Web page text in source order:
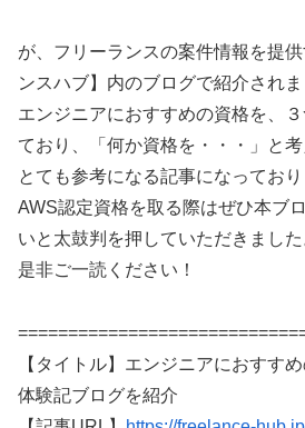
が、フリーランスの案件情報を提
ンスハブ】内のブログで紹介されま
エンジニアにおすすめの資格を、
ており、「何か資格を・・・」と
とても参考になる記事になっており
AWS認定資格を取る際はぜひ本ブ
いと太鼓判を押していただきました
是非ご一読ください！
【タイトル】エンジニアにおすす
体験記ブログを紹介